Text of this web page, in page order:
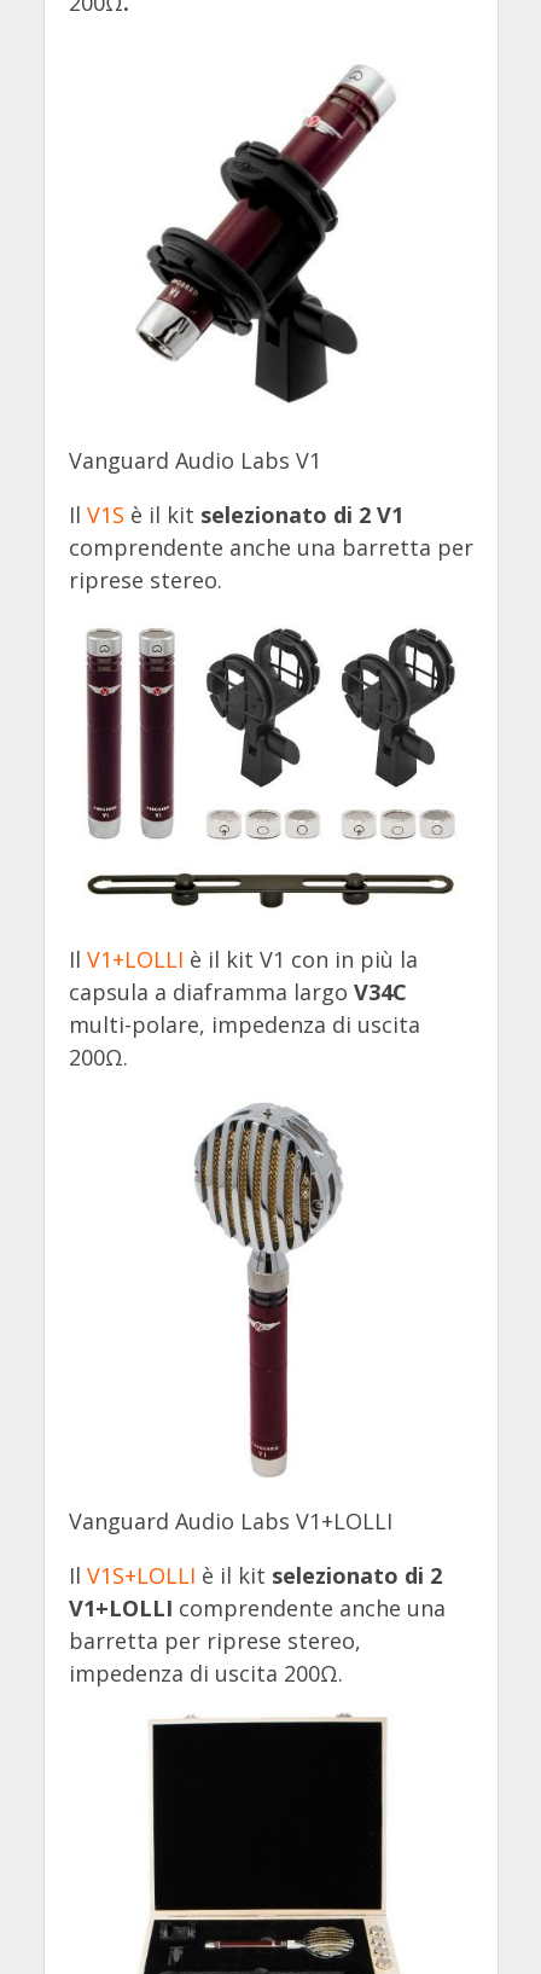
Vanguard Audio Labs V1
Il V1S è il kit selezionato di 2 V1
comprendente anche una barretta per
riprese stereo.
Il V1+LOLLI è il kit V1 con in più la
capsula a diaframma largo V34C
multi-polare, impedenza di uscita
200Ω.
Vanguard Audio Labs V1+LOLLI
Il V1S+LOLLI è il kit selezionato di 2
V1+LOLLI comprendente anche una
barretta per riprese stereo,
impedenza di uscita 200Ω.